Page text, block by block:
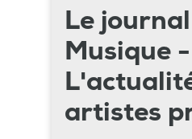
Le
Musique -
artistes